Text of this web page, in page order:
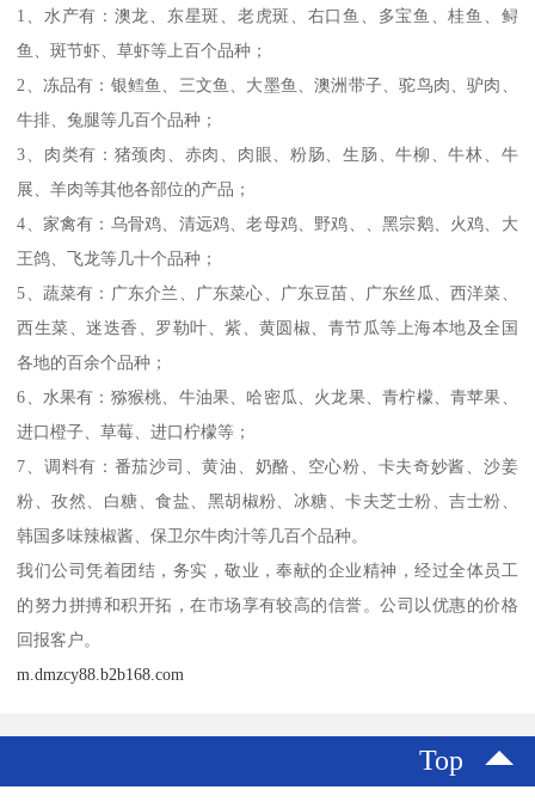
1、水产有：澳龙、东星斑、老虎斑、右口鱼、多宝鱼、桂鱼、鲟
鱼、斑节虾、草虾等上百个品种；
2、冻品有：银鳕鱼、三文鱼、大墨鱼、澳洲带子、驼鸟肉、驴肉、
牛排、兔腿等几百个品种；
3、肉类有：猪颈肉、赤肉、肉眼、粉肠、生肠、牛柳、牛林、牛
展、羊肉等其他各部位的产品；
4、家禽有：乌骨鸡、清远鸡、老母鸡、野鸡、、黑宗鹅、火鸡、大
王鸽、飞龙等几十个品种；
5、蔬菜有：广东介兰、广东菜心、广东豆苗、广东丝瓜、西洋菜、
西生菜、迷迭香、罗勒叶、紫、黄圆椒、青节瓜等上海本地及全国
各地的百余个品种；
6、水果有：猕猴桃、牛油果、哈密瓜、火龙果、青柠檬、青苹果、
进口橙子、草莓、进口柠檬等；
7、调料有：番茄沙司、黄油、奶酪、空心粉、卡夫奇妙酱、沙姜
粉、孜然、白糖、食盐、黑胡椒粉、冰糖、卡夫芝士粉、吉士粉、
韩国多味辣椒酱、保卫尔牛肉汁等几百个品种。
我们公司凭着团结，务实，敬业，奉献的企业精神，经过全体员工
的努力拼搏和积开拓，在市场享有较高的信誉。公司以优惠的价格
回报客户。
m.dmzcy88.b2b168.com
Top